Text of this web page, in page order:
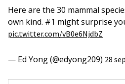
Here are the 30 mammal
own kind. #1 might surprise
pic.twitter.com/vB0e6NjdbZ
— Ed Yong (@edyong209) 28